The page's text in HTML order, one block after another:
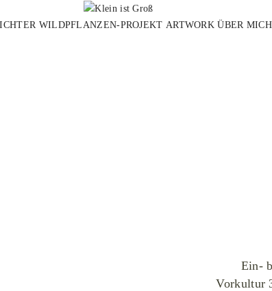
WILDPFLANZEN-PROJEKT ARTWORK ÜBER MICH
Ein-
Vorkultur